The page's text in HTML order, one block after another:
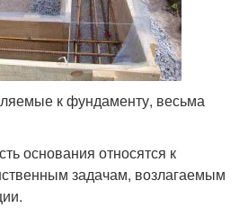
к фундаменту, весьма
основания относятся к
задачам, возлагаемым